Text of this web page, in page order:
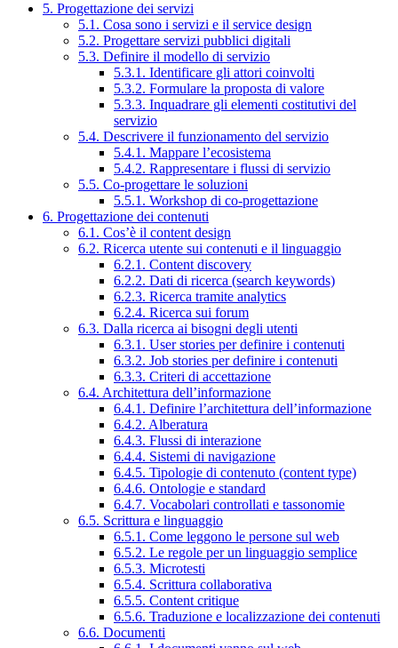
5. Progettazione dei servizi
5.1. Cosa sono i servizi e il service design
5.2. Progettare servizi pubblici digitali
5.3. Definire il modello di servizio
5.3.1. Identificare gli attori coinvolti
5.3.2. Formulare la proposta di valore
5.3.3. Inquadrare gli elementi costitutivi del
servizio
5.4. Descrivere il funzionamento del servizio
5.4.1. Mappare l’ecosistema
5.4.2. Rappresentare i flussi di servizio
5.5. Co-progettare le soluzioni
5.5.1. Workshop di co-progettazione
6. Progettazione dei contenuti
6.1. Cos’è il content design
6.2. Ricerca utente sui contenuti e il linguaggio
6.2.1. Content discovery
6.2.2. Dati di ricerca (search keywords)
6.2.3. Ricerca tramite analytics
6.2.4. Ricerca sui forum
6.3. Dalla ricerca ai bisogni degli utenti
6.3.1. User stories per definire i contenuti
6.3.2. Job stories per definire i contenuti
6.3.3. Criteri di accettazione
6.4. Architettura dell’informazione
6.4.1. Definire l’architettura dell’informazione
6.4.2. Alberatura
6.4.3. Flussi di interazione
6.4.4. Sistemi di navigazione
6.4.5. Tipologie di contenuto (content type)
6.4.6. Ontologie e standard
6.4.7. Vocabolari controllati e tassonomie
6.5. Scrittura e linguaggio
6.5.1. Come leggono le persone sul web
6.5.2. Le regole per un linguaggio semplice
6.5.3. Microtesti
6.5.4. Scrittura collaborativa
6.5.5. Content critique
6.5.6. Traduzione e localizzazione dei contenuti
6.6. Documenti